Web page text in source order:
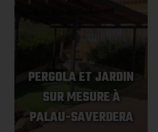
PERGOLA ET JARDIN
SUR MESURE À
PALAU-SAVERDERA